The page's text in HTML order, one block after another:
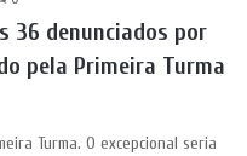
36 denunciados por
pela Primeira Turma
Turma. O excepcional seria